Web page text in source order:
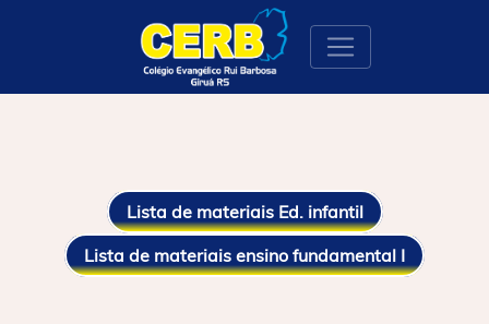
Lista de materiais Ed. infantil
Lista de materiais ensino fundamental I